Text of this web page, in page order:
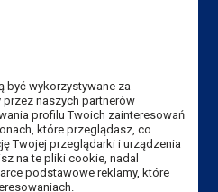
+48 65 525 01 12
ipe@ansleszno.pl
linki:
być wykorzystywane za
naszych partnerów
profilu Twoich zainteresowań
które przeglądasz, co
Twojej przeglądarki i urządzenia
na te pliki cookie, nadal
podstawowe reklamy, które